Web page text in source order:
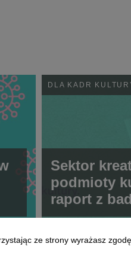
DLA KADR
Sektor
podmioty
raport z
ze strony wyrażasz